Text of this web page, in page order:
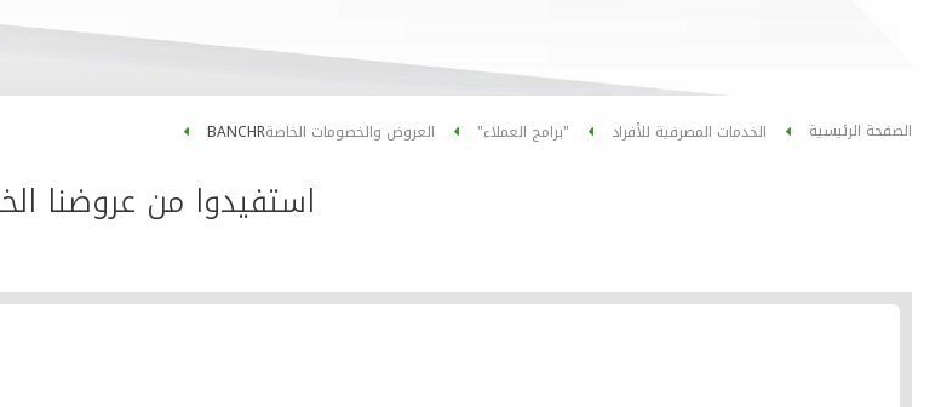
الصفحة الرئيسية الخدمات المصرفية للأفراد "برامج العملاء" العروض والخصومات الخاصةBANCHR
استفيدوا من عروضنا